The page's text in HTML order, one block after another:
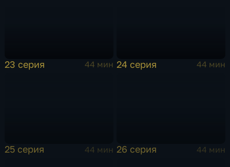
23 серия 44 мин 24 серия 44 мин
25 серия 44 мин 26 серия 44 мин